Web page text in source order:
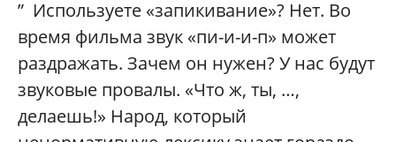
” Используете «запикивание»? Нет. Во
время фильма звук «пи-и-и-п» может
раздражать. Зачем он нужен? У нас будут
звуковые провалы. «Что ж, ты, …,
делаешь!» Народ, который